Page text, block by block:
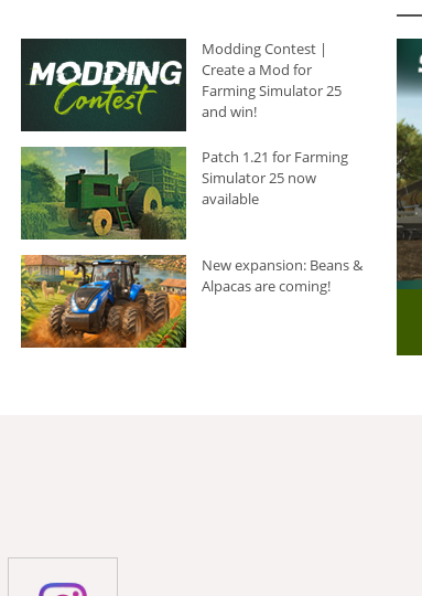
Modding Contest |
Create a Mod for
Farming Simulator 25
and win!
Patch 1.21 for Farming
Simulator 25 now
available
New expansion: Beans &
Alpacas are coming!